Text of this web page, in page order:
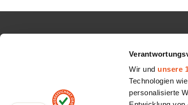
Wir und unsere
Technologien
personalisierte
Schlichtungsverfahren